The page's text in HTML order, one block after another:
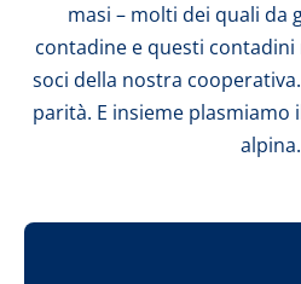
masi – molti dei quali da
contadine e questi
soci della nostra
parità. E insieme plasmiamo
alpina.